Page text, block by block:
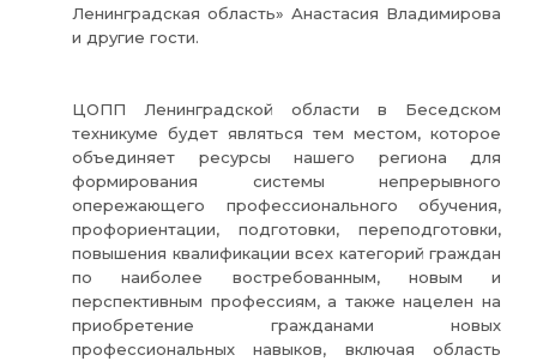
Ленинградская область» Анастасия Владимирова
и другие гости.
ЦОПП Ленинградской области в Беседском
техникуме будет являться тем местом, которое
объединяет ресурсы нашего региона для
формирования системы непрерывного
опережающего профессионального обучения,
профориентации, подготовки, переподготовки,
повышения квалификации всех категорий граждан
по наиболее востребованным, новым и
перспективным профессиям, а также нацелен на
приобретение гражданами новых
профессиональных навыков, включая область